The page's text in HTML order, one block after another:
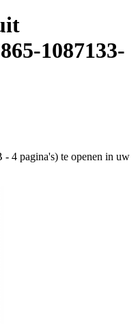
1087133-
4 pagina's) te openen in uw